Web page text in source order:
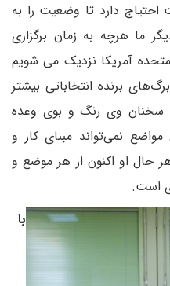
دارد تا وضعیت را به
ما هرچه به زمان برگزاری
آمریکا نزدیک می شویم
برنده انتخاباتی بیشتر
سخنان وی رنگ و بوی وعده
نمی‌تواند مبنای کار و
حال او اکنون از هر موضع و
است.
با